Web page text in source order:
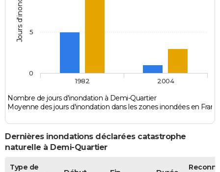
Nombre de jours d'inondation à Demi-Quartier
Moyenne des jours d'inondation dans les zones inondées en
1982 2004
0
5
Dernières inondations déclarées catastrophe
naturelle à Demi-Quartier
Type de